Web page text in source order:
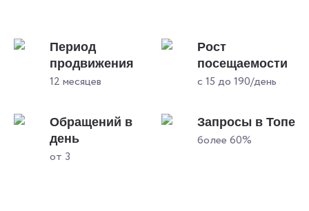
Период
продвижения
12 месяцев
Рост
посещаемости
с 15 до 190/день
Обращений в
день
от 3
Запросы в Топе
более 60%